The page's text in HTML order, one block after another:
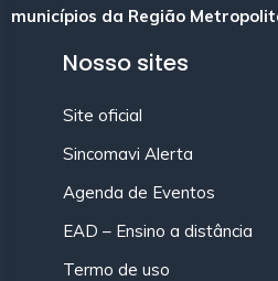
municípios da Região
Nosso sites
Site oficial
Sincomavi Alerta
Agenda de Eventos
EAD – Ensino a distância
Termo de uso